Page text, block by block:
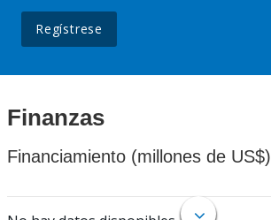
Regístrese
Finanzas
Financiamiento (millones de US$)